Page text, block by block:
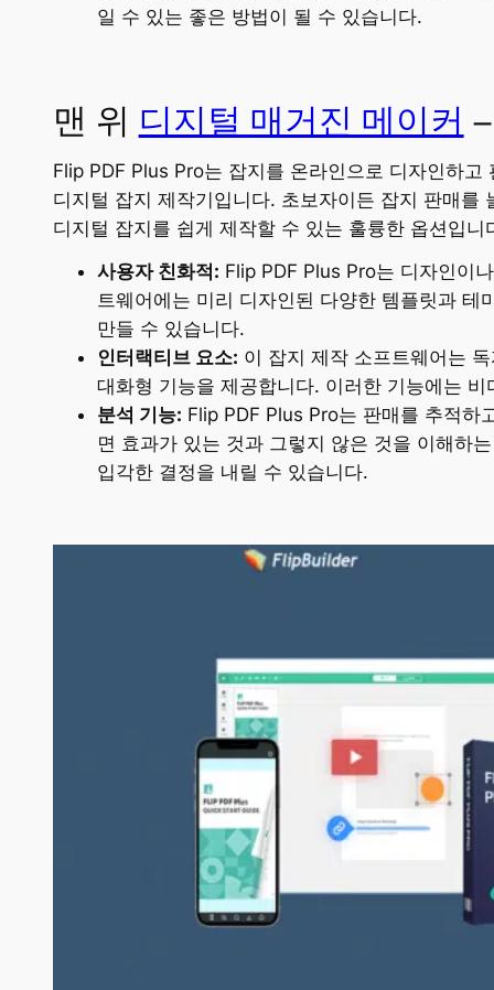
일 수 있는 좋은 방법이 될 수 있습니다.
맨 위 디지털 매거진 메이커
Flip PDF Plus Pro는 잡지를 온라인으로 디자인하
디지털 잡지 제작기입니다. 초보자이든 잡지 판매
디지털 잡지를 쉽게 제작할 수 있는 훌륭한 옵션입
사용자 친화적: Flip PDF Plus Pro는 디자인이
트웨어에는 미리 디자인된 다양한 템플릿과
만들 수 있습니다.
인터랙티브 요소: 이 잡지 제작 소프트웨어는
대화형 기능을 제공합니다. 이러한 기능에는
분석 기능: Flip PDF Plus Pro는 판매를 추적하
면 효과가 있는 것과 그렇지 않은 것을 이해하
입각한 결정을 내릴 수 있습니다.